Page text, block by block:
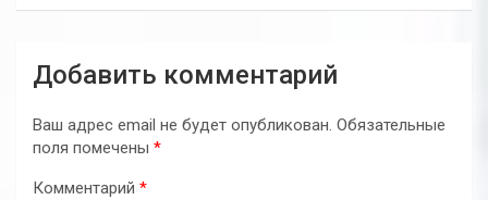
Добавить комментарий
Ваш адрес email не будет опубликован. Обязательные
поля помечены *
Комментарий *